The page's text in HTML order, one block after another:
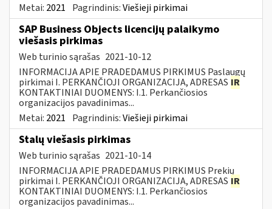
Metai: 2021 Pagrindinis:Viešieji pirkimai
SAP Business Objects licencijų palaikymo
viešasis pirkimas
Web turinio sąrašas 2021-10-12
INFORMACIJA APIE PRADEDAMUS PIRKIMUS Paslaugų
pirkimai I. PERKANČIOJI ORGANIZACIJA, ADRESAS IR
KONTAKTINIAI DUOMENYS: I.1. Perkančiosios
organizacijos pavadinimas...
Metai: 2021 Pagrindinis:Viešieji pirkimai
Stalų viešasis pirkimas
Web turinio sąrašas 2021-10-14
INFORMACIJA APIE PRADEDAMUS PIRKIMUS Prekių
pirkimai I. PERKANČIOJI ORGANIZACIJA, ADRESAS IR
KONTAKTINIAI DUOMENYS: I.1. Perkančiosios
organizacijos pavadinimas...